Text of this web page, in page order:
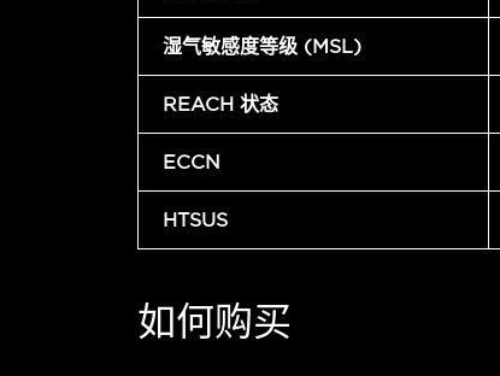
湿气敏感度等级 (MSL)
REACH 状态
ECCN
HTSUS
如何购买